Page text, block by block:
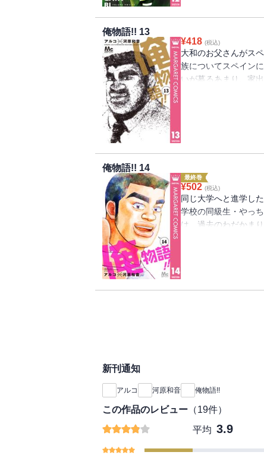
俺物語!! 13
¥418 (税込)
大和のお父さんがス
族についてスペイン
いが募るあまり、家
緒についていった猛
俺物語!! 14
最終巻
¥502 (税込)
同じ大学へと進学し
学校の同級生・やっ
は、過去のわだかま
イトでは、怪しげな
新刊通知
アルコ 河原和音 俺物語!!
この作品のレビュー （19件）
平均 3.9